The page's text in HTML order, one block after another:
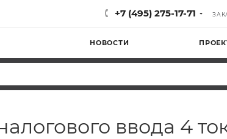
+7 (495) 275-17-71
НОВОСТИ
ввода 4